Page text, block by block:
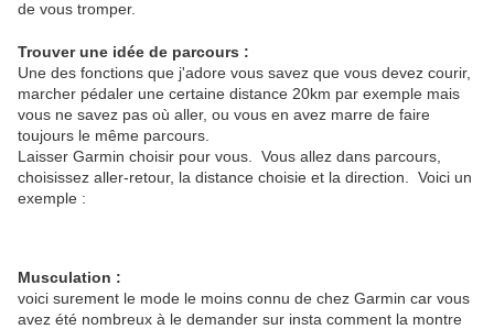
de vous tromper.
Trouver une idée de parcours :
Une des fonctions que j'adore vous savez que vous devez courir,
marcher pédaler une certaine distance 20km par exemple mais
vous ne savez pas où aller, ou vous en avez marre de faire
toujours le même parcours.
Laisser Garmin choisir pour vous. Vous allez dans parcours,
choisissez aller-retour, la distance choisie et la direction. Voici un
exemple :
Musculation :
voici surement le mode le moins connu de chez Garmin car vous
avez été nombreux à le demander sur insta comment la montre